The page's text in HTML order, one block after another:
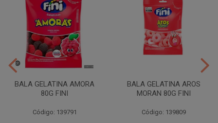
BALA GELATINA AMORA
80G FINI
Código: 139791
BALA GELATINA AROS
MORAN 80G FINI
Código: 139809